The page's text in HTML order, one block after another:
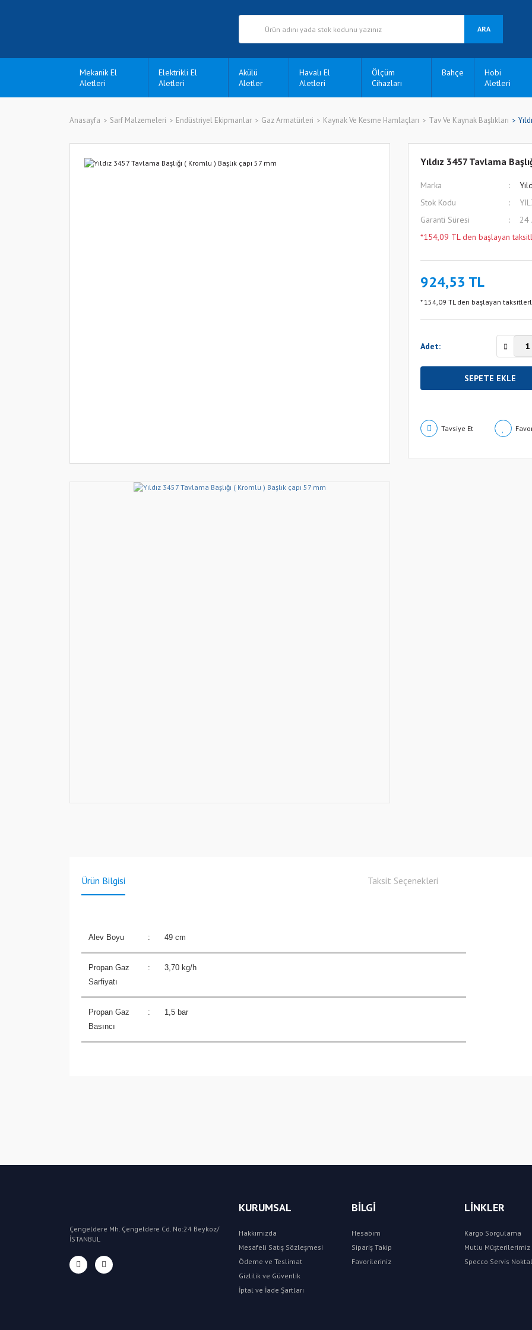
ARA
Mekanik El
Aletleri
Elektrikli El
Aletleri
Akülü
Aletler
Havalı El
Aletleri
Ölçüm
Cihazları
Bahçe
Hobi
Aletleri
Anasayfa Sarf Malzemeleri Endüstriyel Ekipmanlar Gaz Armatürleri Kaynak Ve Kesme Hamlaçları Tav Ve Kaynak Başlıkları
Yıldız 3457 Tavlama
Marka
Stok Kodu
Garanti Süresi
24
*154,09 TL den başlayan
924,53 TL
* 154,09 TL den başlayan
Adet:
SEPETE EKLE
Tavsiye Et
Ürün Bilgisi Taksit Seçenekleri
Alev Boyu : 49 cm
Propan Gaz
Sarfiyatı
: 3,70 kg/h
Propan Gaz
Basıncı
: 1,5 bar
Çengeldere Mh. Çengeldere Cd. No:24 Beykoz/
İSTANBUL
KURUMSAL
Hakkımızda
Mesafeli Satış Sözleşmesi
Ödeme ve Teslimat
Gizlilik ve Güvenlik
İptal ve İade Şartları
BİLGİ
Hesabım
Sipariş Takip
Favorileriniz
LİNKLER
Kargo Sorgulama
Mutlu Müşterilerimiz
Specco Servis